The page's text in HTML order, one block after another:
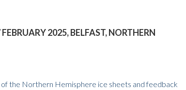
2025, BELFAST, NORTHERN
the Northern Hemisphere ice sheets and feedback